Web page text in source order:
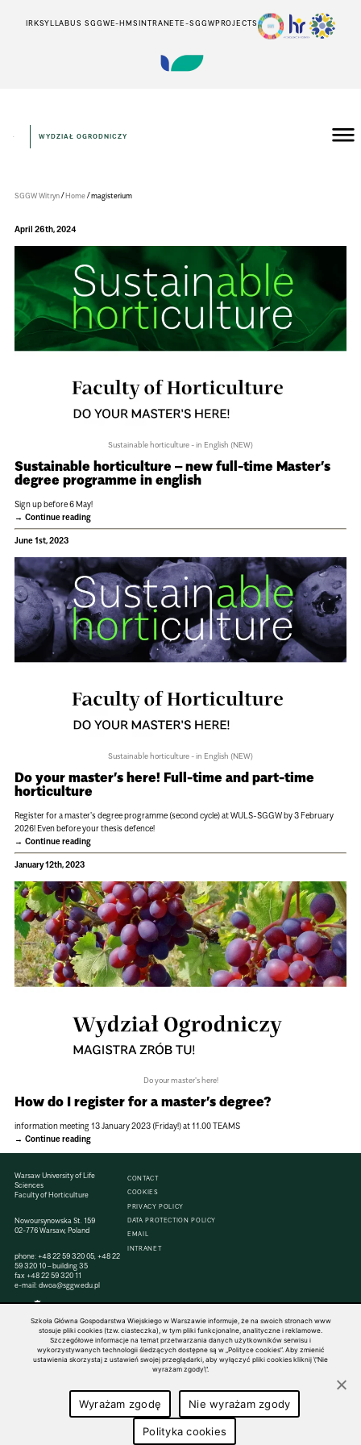
IRKSYLLABUS SGGWE-HMSINTRANETE-SGGWPROJECTS
WYDZIAŁ OGRODNICZY
SGGW Witryn/Home/magisterium
April 26th, 2024
Sustainable horticulture - in English (NEW)
Sustainable horticulture – new full-time Master’s
degree programme in english
Sign up before 6 May!
Continue reading
June 1st, 2023
Sustainable horticulture - in English (NEW)
Do your master’s here! Full-time and part-time
horticulture
Register for a master's degree programme (second cycle) at WULS-SGGW by 3 February
2026! Even before your thesis defence!
Continue reading
January 12th, 2023
Do your master's here!
How do I register for a master’s degree?
information meeting 13 January 2023 (Friday!) at 11.00 TEAMS
Continue reading
Warsaw University of Life
Sciences
Faculty of Horticulture
Nowoursynowska St. 159
02-776 Warsaw, Poland
phone:+48 22 59 320 05, +48 22
59 320 10– building 35
fax +48 22 59 320 11
e-mail:dwoa@sggw.edu.pl
CONTACT
COOKIES
PRIVACY POLICY
DATA PROTECTION POLICY
EMAIL
INTRANET
© 1816–2026 SGGW — ALL RIGHTS RESERVED
Szkoła Główna Gospodarstwa Wiejskiego w Warszawie informuje, że na swoich stronach www
stosuje pliki cookies (tzw. ciasteczka), w tym pliki funkcjonalne, analityczne i reklamowe.
Szczegółowe informacje na temat przetwarzania danych użytkowników serwisu i
wykorzystywanych technologii śledzących dostępne są w „Polityce cookies”. Aby zmienić
ustawienia skorzystaj z ustawień swojej przeglądarki, aby wyłączyć pliki cookies kliknij \"Nie
wyrażam zgody\".
Wyrażam zgodę Nie wyrażam zgody
Polityka cookies